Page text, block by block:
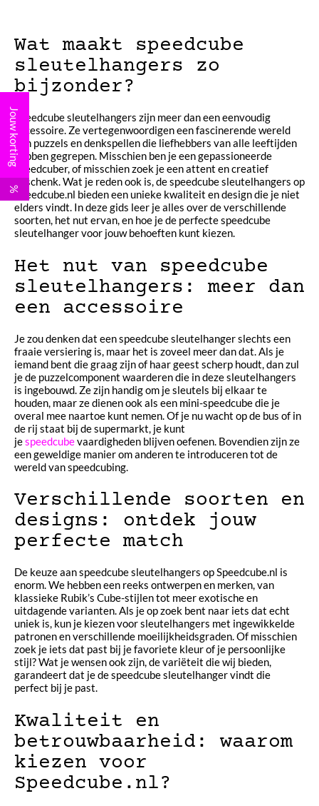
Wat maakt speedcube
sleutelhangers zo
bijzonder?
Speedcube sleutelhangers zijn meer dan een eenvoudig
accessoire. Ze vertegenwoordigen een fascinerende wereld
van puzzels en denkspellen die liefhebbers van alle leeftijden
hebben gegrepen. Misschien ben je een gepassioneerde
speedcuber, of misschien zoek je een attent en creatief
geschenk. Wat je reden ook is, de speedcube sleutelhangers op
Speedcube.nl bieden een unieke kwaliteit en design die je niet
elders vindt. In deze gids leer je alles over de verschillende
soorten, het nut ervan, en hoe je de perfecte speedcube
sleutelhanger voor jouw behoeften kunt kiezen.
Het nut van speedcube
sleutelhangers: meer dan
een accessoire
Je zou denken dat een speedcube sleutelhanger slechts een
fraaie versiering is, maar het is zoveel meer dan dat. Als je
iemand bent die graag zijn of haar geest scherp houdt, dan zul
je de puzzelcomponent waarderen die in deze sleutelhangers
is ingebouwd. Ze zijn handig om je sleutels bij elkaar te
houden, maar ze dienen ook als een mini-speedcube die je
overal mee naartoe kunt nemen. Of je nu wacht op de bus of in
de rij staat bij de supermarkt, je kunt
jespeedcubevaardigheden blijven oefenen. Bovendien zijn ze
een geweldige manier om anderen te introduceren tot de
wereld van speedcubing.
Verschillende soorten en
designs: ontdek jouw
perfecte match
De keuze aan speedcube sleutelhangers op Speedcube.nl is
enorm. We hebben een reeks ontwerpen en merken, van
klassieke Rubik’s Cube-stijlen tot meer exotische en
uitdagende varianten. Als je op zoek bent naar iets dat echt
uniek is, kun je kiezen voor sleutelhangers met ingewikkelde
patronen en verschillende moeilijkheidsgraden. Of misschien
zoek je iets dat past bij je favoriete kleur of je persoonlijke
stijl? Wat je wensen ook zijn, de variëteit die wij bieden,
garandeert dat je de speedcube sleutelhanger vindt die
perfect bij je past.
Kwaliteit en
betrouwbaarheid: waarom
kiezen voor
Speedcube.nl?
Jouw korting
%